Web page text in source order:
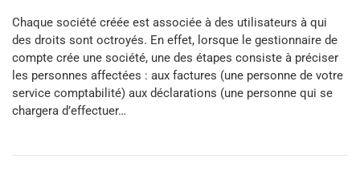
Chaque société créée est associée à des utilisateurs à qui
des droits sont octroyés. En effet, lorsque le gestionnaire de
compte crée une société, une des étapes consiste à préciser
les personnes affectées : aux factures (une personne de votre
service comptabilité) aux déclarations (une personne qui se
chargera d’effectuer…